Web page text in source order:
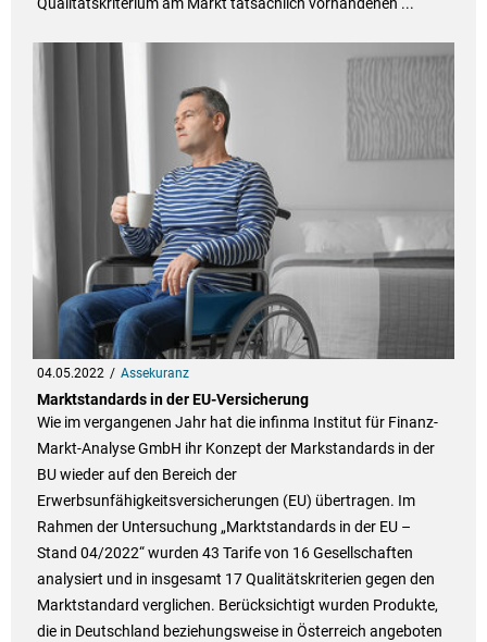
Qualitätskriterium am Markt tatsächlich vorhandenen ...
04.05.2022 Assekuranz
Marktstandards in der EU-Versicherung
Wie im vergangenen Jahr hat die infinma Institut für Finanz-
Markt-Analyse GmbH ihr Konzept der Markstandards in der
BU wieder auf den Bereich der
Erwerbsunfähigkeitsversicherungen (EU) übertragen. Im
Rahmen der Untersuchung „Marktstandards in der EU –
Stand 04/2022“ wurden 43 Tarife von 16 Gesellschaften
analysiert und in insgesamt 17 Qualitätskriterien gegen den
Marktstandard verglichen. Berücksichtigt wurden Produkte,
die in Deutschland beziehungsweise in Österreich angeboten